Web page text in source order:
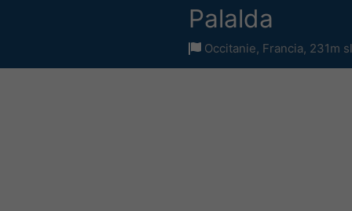
Palalda
Occitanie, Francia, 231m